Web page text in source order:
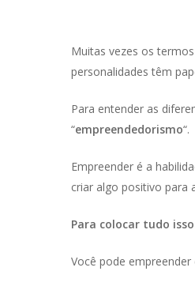
Muitas vezes os
personalidades têm
Para entender as
“empreendedorismo“.
Empreender é a
criar algo positivo para
Para colocar tudo
Você pode